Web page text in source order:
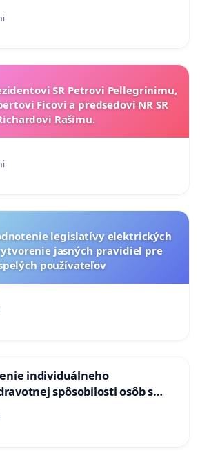
SR Petrovi Pellegrinimu,
Ficovi a predsedovi NR SR
Rašimu.
legislatívy elektrických
jasných pravidiel pre
používateľov
individuálneho
spôsobilosti osôb s
typu pri prijímaní do
SR